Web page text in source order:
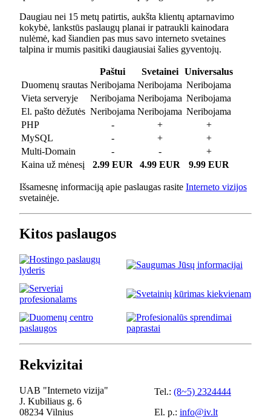
Daugiau nei 15 metų patirtis, aukšta klientų aptarnavimo
kokybė, lankstūs paslaugų planai ir patraukli kainodara
nulėmė, kad šiandien pas mus savo interneto svetaines
talpina ir mumis pasitiki daugiausiai šalies gyventojų.
Paštui Svetainei
Universalus
Duomenų srautas Neribojama Neribojama Neribojama
Vieta serveryje
Neribojama Neribojama Neribojama
El. pašto dėžutės Neribojama Neribojama Neribojama
PHP
- +
+
MySQL
- +
+
Multi-Domain
- -
+
Kaina už mėnesį
2.99 EUR 4.99 EUR 9.99 EUR
Išsamesnę informaciją apie paslaugas rasite Interneto vizijos
svetainėje.
Kitos paslaugos
Rekvizitai
UAB "Interneto vizija"
J. Kubiliaus g. 6
08234 Vilnius
Tel.: (8~5) 2324444
El. p.: info@iv.lt